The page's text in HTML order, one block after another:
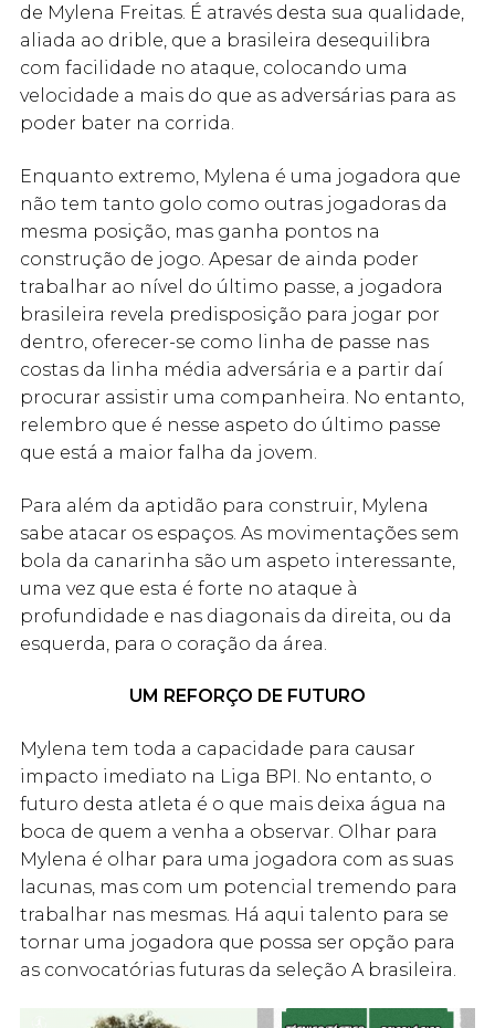
de Mylena Freitas. É através desta sua qualidade,
aliada ao drible, que a brasileira desequilibra
com facilidade no ataque, colocando uma
velocidade a mais do que as adversárias para as
poder bater na corrida.
Enquanto extremo, Mylena é uma jogadora que
não tem tanto golo como outras jogadoras da
mesma posição, mas ganha pontos na
construção de jogo. Apesar de ainda poder
trabalhar ao nível do último passe, a jogadora
brasileira revela predisposição para jogar por
dentro, oferecer-se como linha de passe nas
costas da linha média adversária e a partir daí
procurar assistir uma companheira. No entanto,
relembro que é nesse aspeto do último passe
que está a maior falha da jovem.
Para além da aptidão para construir, Mylena
sabe atacar os espaços. As movimentações sem
bola da canarinha são um aspeto interessante,
uma vez que esta é forte no ataque à
profundidade e nas diagonais da direita, ou da
esquerda, para o coração da área.
UM REFORÇO DE FUTURO
Mylena tem toda a capacidade para causar
impacto imediato na Liga BPI. No entanto, o
futuro desta atleta é o que mais deixa água na
boca de quem a venha a observar. Olhar para
Mylena é olhar para uma jogadora com as suas
lacunas, mas com um potencial tremendo para
trabalhar nas mesmas. Há aqui talento para se
tornar uma jogadora que possa ser opção para
as convocatórias futuras da seleção A brasileira.